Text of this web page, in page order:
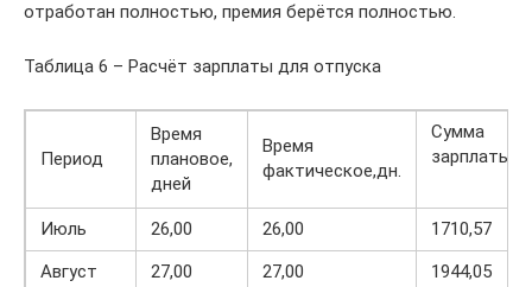
отработан полностью, премия берётся полностью.
Таблица 6 – Расчёт зарплаты для отпуска
Период
Время
плановое,
дней
Время
фактическое,дн.
Сумма
зарплаты
Июль 26,00 26,00
1710,57
Август
27,00 27,00
1944,05